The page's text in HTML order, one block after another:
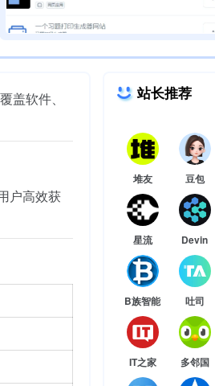
盖软件、
户高效获
站长推荐
堆友 豆包
星流 Devin
B族智能 吐司
IT之家 多邻国